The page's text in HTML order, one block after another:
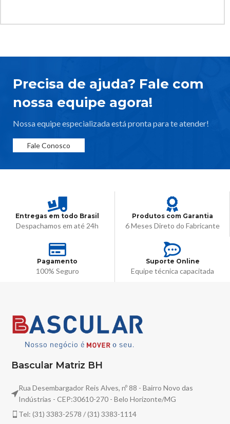
Precisa de ajuda? Fale com
nossa equipe agora!
Nossa equipe especializada está pronta para te atender!
Fale Conosco
Entregas em todo Brasil
Despachamos em até 24h
Produtos com Garantia
6 Meses Direto do Fabricante
Pagamento
100% Seguro
Suporte Online
Equipe técnica capacitada
Bascular Matriz BH
Rua Desembargador Reis Alves, nº 88 - Bairro Novo das
Indústrias - CEP:30610-270 - Belo Horizonte/MG
Tel: (31) 3383-2578 / (31) 3383-1114